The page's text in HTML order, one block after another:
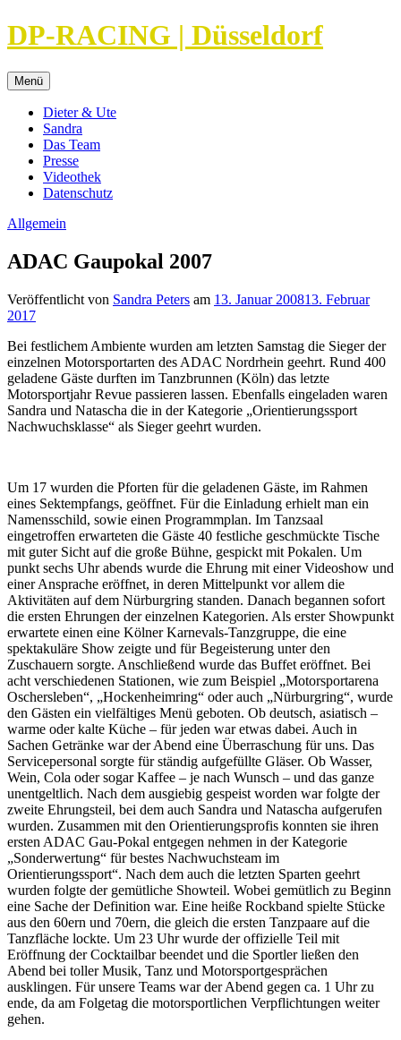
Direkt
zum
DP-RACING | Düsseldorf
Menü
Dieter & Ute
Sandra
Das Team
Presse
Videothek
Datenschutz
Allgemein
ADAC Gaupokal 2007
Veröffentlicht von Sandra Peters am 13. Januar 200813. Februar
2017
Bei festlichem Ambiente wurden am letzten Samstag die Sieger der
einzelnen Motorsportarten des ADAC Nordrhein geehrt. Rund 400
geladene Gäste durften im Tanzbrunnen (Köln) das letzte
Motorsportjahr Revue passieren lassen. Ebenfalls eingeladen waren
Sandra und Natascha die in der Kategorie „Orientierungssport
Nachwuchsklasse“ als Sieger geehrt wurden.
Um 17 wurden die Pforten für die geladenen Gäste, im Rahmen
eines Sektempfangs, geöffnet. Für die Einladung erhielt man ein
Namensschild, sowie einen Programmplan. Im Tanzsaal
eingetroffen erwarteten die Gäste 40 festliche geschmückte Tische
mit guter Sicht auf die große Bühne, gespickt mit Pokalen. Um
punkt sechs Uhr abends wurde die Ehrung mit einer Videoshow und
einer Ansprache eröffnet, in deren Mittelpunkt vor allem die
Aktivitäten auf dem Nürburgring standen. Danach begannen sofort
die ersten Ehrungen der einzelnen Kategorien. Als erster Showpunkt
erwartete einen eine Kölner Karnevals-Tanzgruppe, die eine
spektakuläre Show zeigte und für Begeisterung unter den
Zuschauern sorgte. Anschließend wurde das Buffet eröffnet. Bei
acht verschiedenen Stationen, wie zum Beispiel „Motorsportarena
Oschersleben“, „Hockenheimring“ oder auch „Nürburgring“, wurde
den Gästen ein vielfältiges Menü geboten. Ob deutsch, asiatisch –
warme oder kalte Küche – für jeden war etwas dabei. Auch in
Sachen Getränke war der Abend eine Überraschung für uns. Das
Servicepersonal sorgte für ständig aufgefüllte Gläser. Ob Wasser,
Wein, Cola oder sogar Kaffee – je nach Wunsch – und das ganze
unentgeltlich. Nach dem ausgiebig gespeist worden war folgte der
zweite Ehrungsteil, bei dem auch Sandra und Natascha aufgerufen
wurden. Zusammen mit den Orientierungsprofis konnten sie ihren
ersten ADAC Gau-Pokal entgegen nehmen in der Kategorie
„Sonderwertung“ für bestes Nachwuchsteam im
Orientierungssport“. Nach dem auch die letzten Sparten geehrt
wurden folgte der gemütliche Showteil. Wobei gemütlich zu Beginn
eine Sache der Definition war. Eine heiße Rockband spielte Stücke
aus den 60ern und 70ern, die gleich die ersten Tanzpaare auf die
Tanzfläche lockte. Um 23 Uhr wurde der offizielle Teil mit
Eröffnung der Cocktailbar beendet und die Sportler ließen den
Abend bei toller Musik, Tanz und Motorsportgesprächen
ausklingen. Für unsere Teams war der Abend gegen ca. 1 Uhr zu
ende, da am Folgetag die motorsportlichen Verpflichtungen weiter
gehen.